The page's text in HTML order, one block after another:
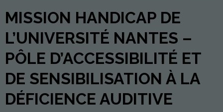
MISSION HANDICAP DE
L’UNIVERSITÉ NANTES –
PÔLE D’ACCESSIBILITÉ ET
DE SENSIBILISATION À LA
DÉFICIENCE AUDITIVE